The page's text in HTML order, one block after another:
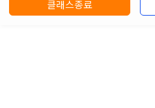
클래스종료